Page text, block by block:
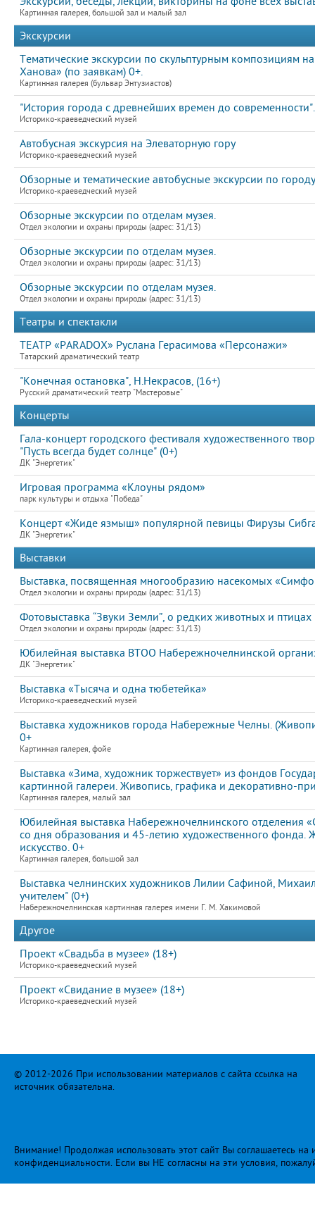
Картинная галерея, большой зал и малый зал
Экскурсии
Тематические экскурсии по скульптурным композициям
Ханова» (по заявкам) 0+.
Картинная галерея (бульвар Энтузиастов)
"История города с древнейших времен до современности".
Историко-краеведческий музей
Автобусная экскурсия на Элеваторную гору
Историко-краеведческий музей
Обзорные и тематические автобусные экскурсии по городу
Историко-краеведческий музей
Обзорные экскурсии по отделам музея.
Отдел экологии и охраны природы (адрес: 31/13)
Обзорные экскурсии по отделам музея.
Отдел экологии и охраны природы (адрес: 31/13)
Обзорные экскурсии по отделам музея.
Отдел экологии и охраны природы (адрес: 31/13)
Театры и спектакли
ТЕАТР «PARADOX» Руслана Герасимова «Персонажи»
Татарский драматический театр
"Конечная остановка", Н.Некрасов, (16+)
Русский драматический театр "Мастеровые"
Концерты
Гала-концерт городского фестиваля художественного
"Пусть всегда будет солнце" (0+)
ДК "Энергетик"
Игровая программа «Клоуны рядом»
парк культуры и отдыха "Победа"
Концерт «Жиде язмыш» популярной певицы Фирузы
ДК "Энергетик"
Выставки
Выставка, посвященная многообразию насекомых
Отдел экологии и охраны природы (адрес: 31/13)
Фотовыставка “Звуки Земли”, о редких животных и
Отдел экологии и охраны природы (адрес: 31/13)
Юбилейная выставка ВТОО Набережночелнинской
ДК "Энергетик"
Выставка «Тысяча и одна тюбетейка»
Историко-краеведческий музей
Выставка художников города Набережные Челны.
0+
Картинная галерея, фойе
Выставка «Зима, художник торжествует» из фондов
картинной галереи. Живопись, графика и декоративно-
Картинная галерея, малый зал
Юбилейная выставка Набережночелнинского отделения
со дня образования и 45-летию художественного фонда.
искусство. 0+
Картинная галерея, большой зал
Выставка челнинских художников Лилии Сафиной,
учителем" (0+)
Набережночелнинская картинная галерея имени Г. М. Хакимовой
Другое
Проект «Свадьба в музее» (18+)
Историко-краеведческий музей
Проект «Свидание в музее» (18+)
Историко-краеведческий музей
© 2012-2026 При использовании материалов с сайта ссылка на
источник обязательна.
Внимание! Продолжая использовать этот сайт Вы соглашаетесь
конфиденциальности. Если вы НЕ согласны на эти условия,